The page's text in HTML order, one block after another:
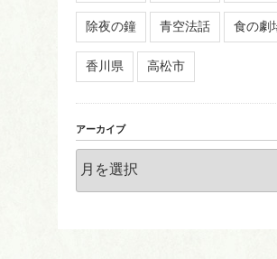
除夜の鐘 青空法話 食の劇
香川県 高松市
アーカイブ
ー
カ